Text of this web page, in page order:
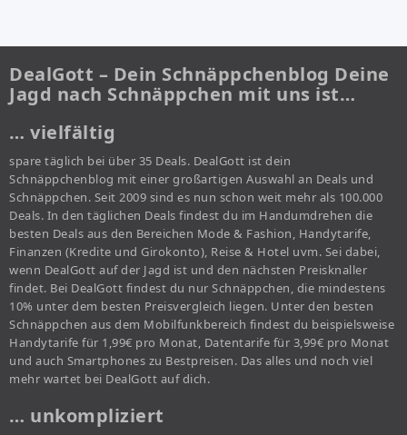
DealGott – Dein Schnäppchenblog Deine
Jagd nach Schnäppchen mit uns ist…
… vielfältig
spare täglich bei über 35 Deals. DealGott ist dein
Schnäppchenblog mit einer großartigen Auswahl an Deals und
Schnäppchen. Seit 2009 sind es nun schon weit mehr als 100.000
Deals. In den täglichen Deals findest du im Handumdrehen die
besten Deals aus den Bereichen Mode & Fashion, Handytarife,
Finanzen (Kredite und Girokonto), Reise & Hotel uvm. Sei dabei,
wenn DealGott auf der Jagd ist und den nächsten Preisknaller
findet. Bei DealGott findest du nur Schnäppchen, die mindestens
10% unter dem besten Preisvergleich liegen. Unter den besten
Schnäppchen aus dem Mobilfunkbereich findest du beispielsweise
Handytarife für 1,99€ pro Monat, Datentarife für 3,99€ pro Monat
und auch Smartphones zu Bestpreisen. Das alles und noch viel
mehr wartet bei DealGott auf dich.
… unkompliziert